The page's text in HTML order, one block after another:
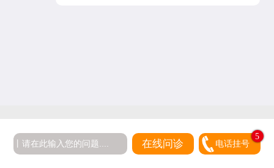
在线问诊 电话挂号
5